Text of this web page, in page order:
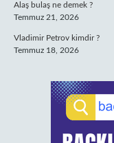
Alaş bulaş ne demek ?
Temmuz 21, 2026
Vladimir Petrov kimdir ?
Temmuz 18, 2026